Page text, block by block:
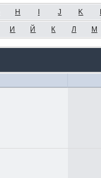
H J K
И Й К Л М